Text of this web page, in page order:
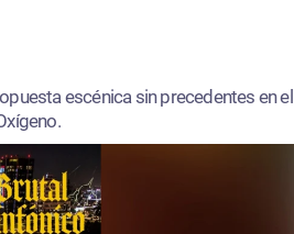
escénica sin precedentes en el